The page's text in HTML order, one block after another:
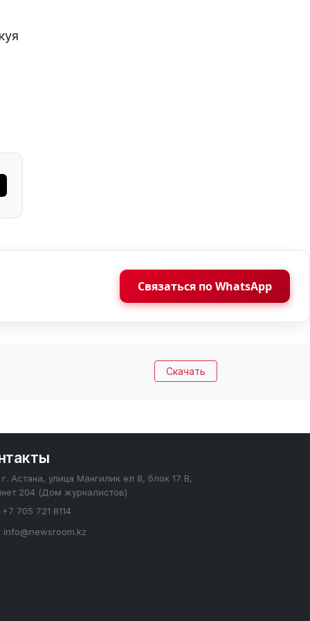
Связаться по WhatsApp
Скачать
г. Астана, улица Мангилик ел 8, блок 17 В,
204 (Дом журналистов)
+7 705 721 8114
info@newsroom.kz